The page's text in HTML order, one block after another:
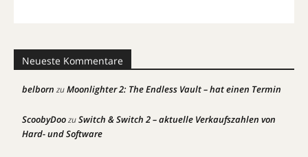
Neueste Kommentare
belborn zuMoonlighter 2: The Endless Vault – hat einen Termin
ScoobyDoozuSwitch & Switch 2 – aktuelle Verkaufszahlen von
Hard- und Software